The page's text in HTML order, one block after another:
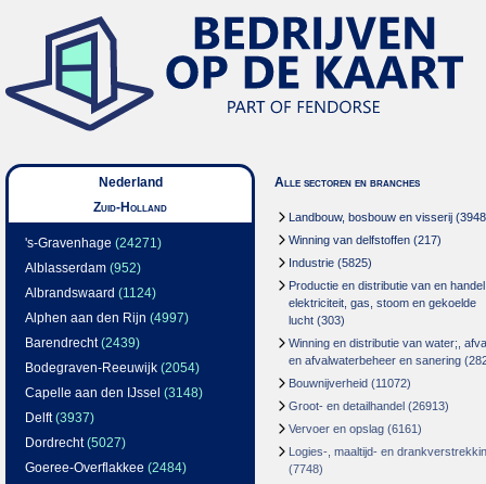
Nederland
Zuid-Holland
's-Gravenhage (24271)
Alblasserdam (952)
Albrandswaard (1124)
Alphen aan den Rijn (4997)
Barendrecht(2439)
Bodegraven-Reeuwijk (2054)
Capelle aan den IJssel (3148)
Delft(3937)
Dordrecht(5027)
Goeree-Overflakkee (2484)
Alle sectoren en branches
Landbouw, bosbouw en visserij
Winning van delfstoffen (217)
Industrie (5825)
Productie en distributie van en
elektriciteit, gas, stoom en gekoelde
lucht (303)
Winning en distributie van water;,
en afvalwaterbeheer en sanering
Bouwnijverheid (11072)
Groot- en detailhandel (26913)
Vervoer en opslag (6161)
Logies-, maaltijd- en
(7748)